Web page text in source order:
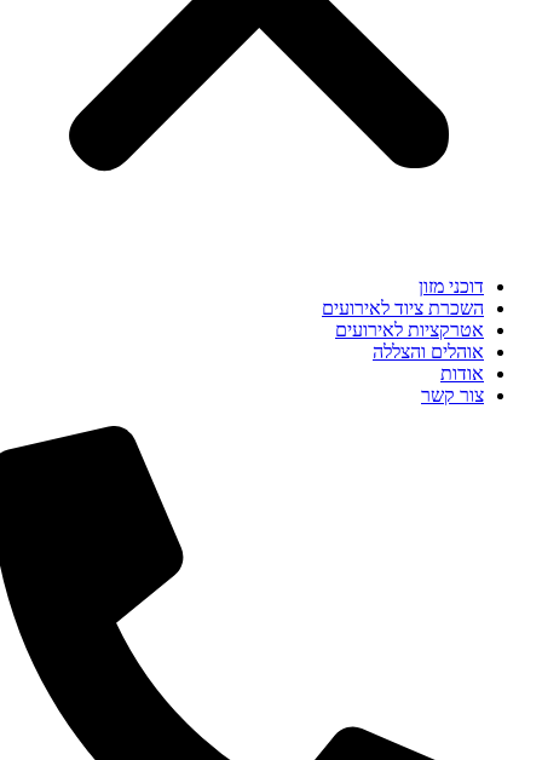
דוכני מזון
השכרת ציוד לאירועים
אטרקציות לאירועים
אוהלים והצללה
אודות
צור קשר